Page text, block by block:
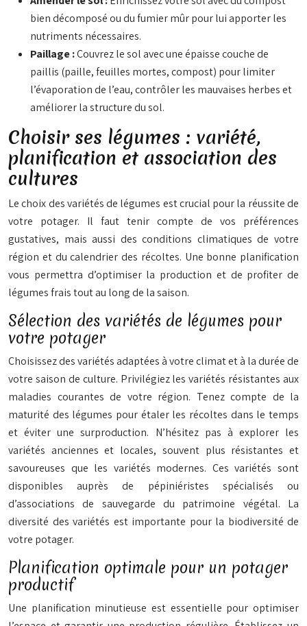
bien décomposé ou du fumier mûr pour lui apporter les
nutriments nécessaires.
Paillage :Couvrez le sol avec une épaisse couche de
paillis (paille, feuilles mortes, compost) pour limiter
l’évaporation de l’eau, contrôler les mauvaises herbes et
améliorer la structure du sol.
Choisir ses légumes : variété,
planification et association des
cultures
Le choix des variétés de légumes est crucial pour la réussite de
votre potager. Il faut tenir compte de vos préférences
gustatives, mais aussi des conditions climatiques de votre
région et du calendrier des récoltes. Une bonne planification
vous permettra d’optimiser la production et de profiter de
légumes frais tout au long de la saison.
Sélection des variétés de légumes pour
votre potager
Choisissez des variétés adaptées à votre climat et à la durée de
votre saison de culture. Privilégiez les variétés résistantes aux
maladies courantes de votre région. Tenez compte de la
maturité des légumes pour étaler les récoltes dans le temps
et éviter une surproduction. N’hésitez pas à explorer les
variétés anciennes et locales, souvent plus résistantes et
savoureuses que les variétés modernes. Ces variétés sont
disponibles auprès de pépiniéristes spécialisés ou
d’associations de sauvegarde du patrimoine végétal. La
diversité des variétés est importante pour la biodiversité de
votre potager.
Planification optimale pour un potager
productif
Une planification minutieuse est essentielle pour optimiser